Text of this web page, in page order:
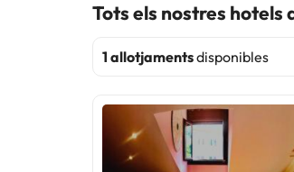
Tots els nostres hotels
1 allotjamentsdisponibles